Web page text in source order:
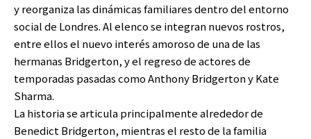
y reorganiza las dinámicas familiares dentro del entorno
social de Londres. Al elenco se integran nuevos rostros,
entre ellos el nuevo interés amoroso de una de las
hermanas Bridgerton, y el regreso de actores de
temporadas pasadas como Anthony Bridgerton y Kate
Sharma.
La historia se articula principalmente alrededor de
Benedict Bridgerton, mientras el resto de la familia